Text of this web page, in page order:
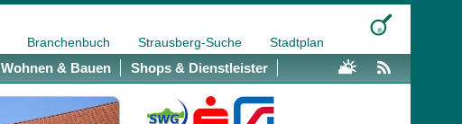
Branchenbuch Strausberg-Suche Stadtplan
Wohnen & Bauen Shops & Dienstleister